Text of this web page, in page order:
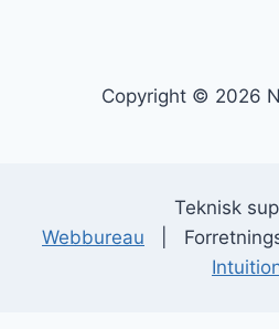
Copyright © 2026
Teknisk
Webbureau |